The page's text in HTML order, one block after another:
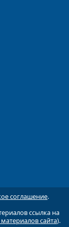
соглашение.
ссылка на
сайта).